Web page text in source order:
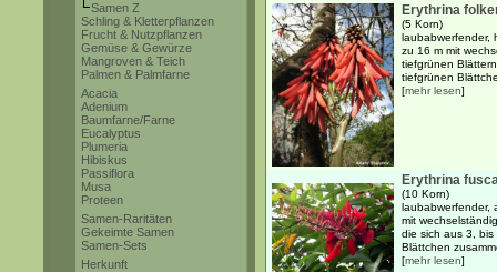
Samen Z
Schling & Kletterpflanzen
Frucht & Nutzpflanzen
Gemüse & Gewürze
Mangroven & Teich
Palmen & Palmfarne
Acacia
Adenium
Baumfarne/Farne
Eucalyptus
Plumeria
Hibiskus
Passiflora
Musa
Proteen
Samen-Raritäten
Gekeimte Samen
Samen-Sets
Herkunft
Erythrina
(5 Korn)
laubabwerfender,
zu 16 m mit
tiefgrünen
tiefgrünen
[mehr lesen]
Erythrina
(10 Korn)
laubabwerfender,
mit
die sich aus 3,
Blättchen
[mehr lesen]